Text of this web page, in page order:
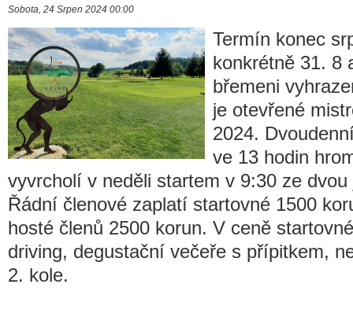
Sobota, 24 Srpen 2024 00:00
Termín konec
konkrétně 31. 8
břemeni
je otevřené
2024.
ve 13 hodin
vyvrcholí v neděli startem v 9:30 ze
Řádní členové zaplatí startovné 1500
hosté členů 2500 korun. V ceně
driving, degustační večeře s přípitkem,
2. kole.